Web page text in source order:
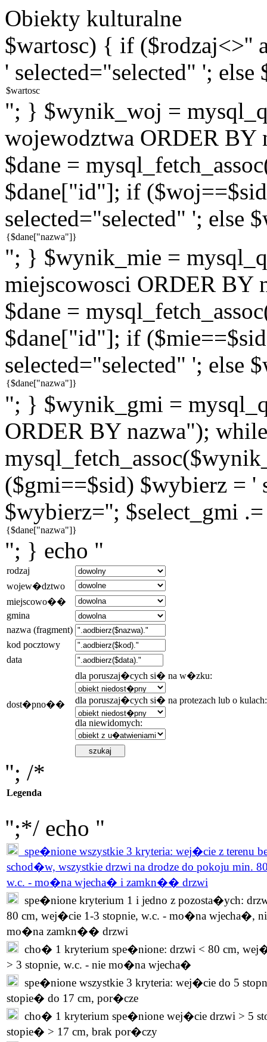
Obiekty kulturalne
$wartosc) { if ($rodzaj<>''
' selected="selected" ';
"; } $wynik_woj =
wojewodztwa ORDER
$dane =
$dane["id"]; if
selected="selected" '; else
"; } $wynik_mie =
miejscowosci ORDER BY
$dane =
$dane["id"]; if
selected="selected" '; else
"; } $wynik_gmi =
ORDER BY nazwa");
($gmi==$sid) $wybierz = '
$wybierz=''; $select_gmi
"; } echo "
rodzaj
wojew�dztwo
miejscowo��
gmina
nazwa (fragment)
kod pocztowy
data
dost�pno��
dla poruszaj�cych si� na w�zku:
dla poruszaj�cych si� na protezach lub o kulach:
dla niewidomych:
"; /*
Legenda
";*/ echo "
spe�nione wszystkie 3 kryteria: wej�cie z terenu
schod�w, wszystkie drzwi na drodze do pokoju min.
w.c. - mo�na wjecha� i zamkn�� drzwi
spe�nione kryterium 1 i jedno z pozosta�ych:
80 cm, wej�cie 1-3 stopnie, w.c. - mo�na wjecha�,
mo�na zamkn�� drzwi
cho� 1 kryterium spe�nione: drzwi < 80 cm,
> 3 stopnie, w.c. - nie mo�na wjecha�
spe�nione wszystkie 3 kryteria: wej�cie do 5
stopie� do 17 cm, por�cze
cho� 1 kryterium spe�nione wej�cie drzwi > 5
stopie� > 17 cm, brak por�czy